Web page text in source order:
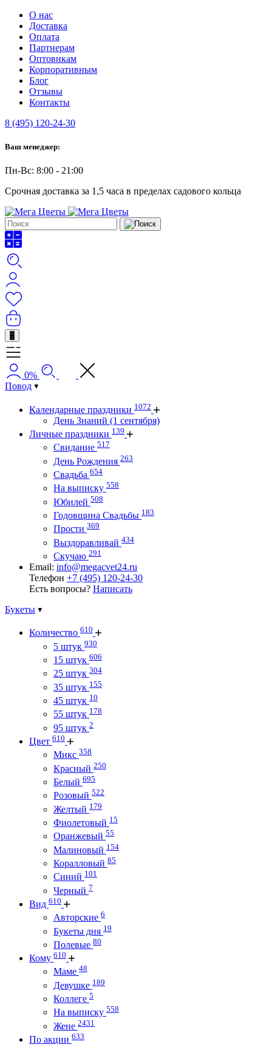
О нас
Доставка
Оплата
Партнерам
Оптовикам
Корпоративным
Блог
Отзывы
Контакты
8 (495) 120-24-30
Ваш менеджер:
Пн-Вс: 8:00 - 21:00
Срочная доставка за 1,5 часа в пределах садового кольца
+
0%
Повод
Календарные праздники 1072
День Знаний (1 сентября)
Личные праздники 139
Свидание 517
День Рождения 263
Свадьба 654
На выписку 558
Юбилей 508
Годовщина Свадьбы 183
Прости 369
Выздоравливай 434
Скучаю 291
Email: info@megacvet24.ru
Телефон +7 (495) 120-24-30
Есть вопросы? Написать
Букеты
Количество 610
5 штук 930
15 штук 606
25 штук 304
35 штук 155
45 штук 10
55 штук 178
95 штук 2
Цвет 610
Микс 358
Красный 250
Белый 695
Розовый 522
Желтый 179
Фиолетовый 15
Оранжевый 55
Малиновый 154
Коралловый 85
Синий 101
Черный 7
Вид 610
Авторские 6
Букеты дня 19
Полевые 80
Кому 610
Маме 48
Девушке 189
Коллеге 5
На выписку 558
Жене 2431
По акции 633